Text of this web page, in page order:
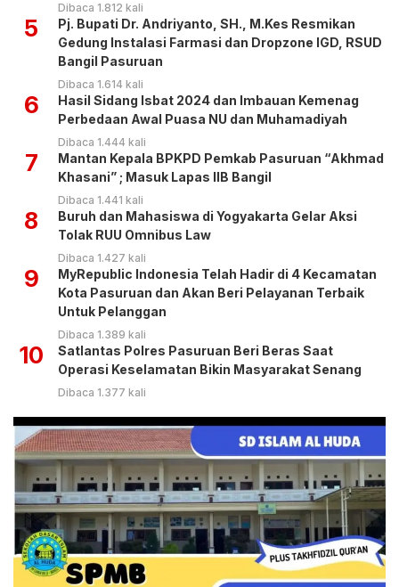
Dibaca 1.812 kali
5
Pj. Bupati Dr. Andriyanto, SH., M.Kes Resmikan
Gedung Instalasi Farmasi dan Dropzone IGD, RSUD
Bangil Pasuruan
Dibaca 1.614 kali
6
Hasil Sidang Isbat 2024 dan Imbauan Kemenag
Perbedaan Awal Puasa NU dan Muhamadiyah
Dibaca 1.444 kali
7
Mantan Kepala BPKPD Pemkab Pasuruan “Akhmad
Khasani” ; Masuk Lapas IIB Bangil
Dibaca 1.441 kali
8
Buruh dan Mahasiswa di Yogyakarta Gelar Aksi
Tolak RUU Omnibus Law
Dibaca 1.427 kali
9
MyRepublic Indonesia Telah Hadir di 4 Kecamatan
Kota Pasuruan dan Akan Beri Pelayanan Terbaik
Untuk Pelanggan
Dibaca 1.389 kali
10
Satlantas Polres Pasuruan Beri Beras Saat
Operasi Keselamatan Bikin Masyarakat Senang
Dibaca 1.377 kali